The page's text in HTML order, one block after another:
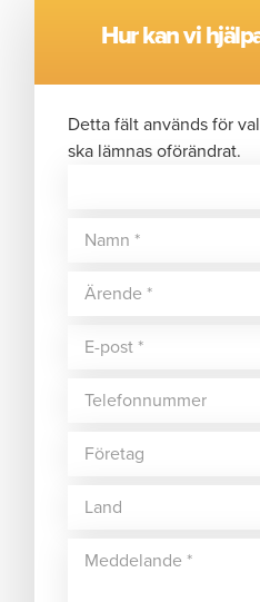
Hur kan vi
Detta fält används för
ska lämnas oförändrat.